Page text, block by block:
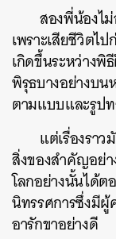
สองพี่น้องไ
เพราะเสียชีวิต
เกิดขึ้นระหว่าง
พิรุธบางอย่างบ
ตามแบบและรูปท
แต่เรื่องราว
สิ่งของสำคัญอย่า
โลกอย่างนั้นได้
นิทรรศการซึ่งมี
อารักขาอย่างดี